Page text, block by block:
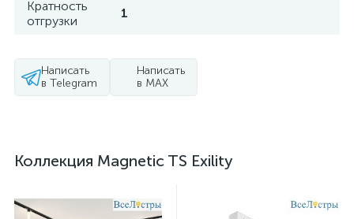
Кратность
отгрузки
1
Написать
в Telegram
Написать
в MAX
Коллекция Magnetic TS Exility